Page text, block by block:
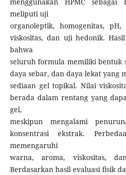
meliputi uji
organoleptik, homogenitas,
viskositas, dan uji hedonik.
bahwa
seluruh formula memiliki bentuk
daya sebar, dan daya lekat yang
sediaan gel topikal. Nilai
berada dalam rentang yang
gel,
meskipun mengalami
konsentrasi ekstrak.
memengaruhi
warna, aroma, viskositas,
Berdasarkan hasil evaluasi fisik